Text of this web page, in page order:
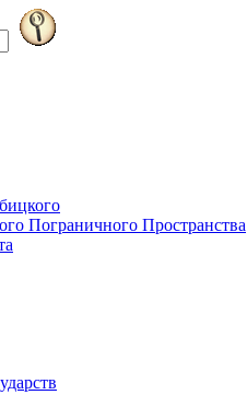
Пограничного Пространства